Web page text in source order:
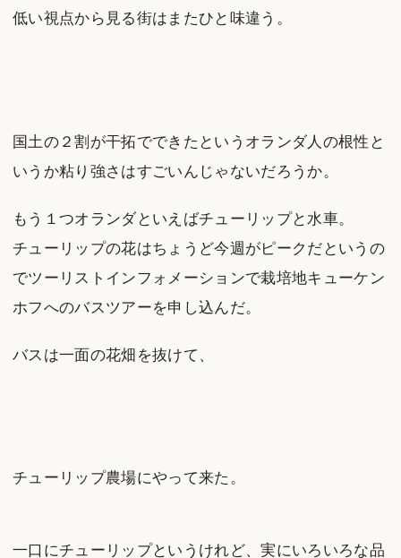
低い視点から見る街はまたひと味違う。
国土の２割が干拓でできたというオランダ人の根性と
いうか粘り強さはすごいんじゃないだろうか。
もう１つオランダといえばチューリップと水車。
チューリップの花はちょうど今週がピークだというの
でツーリストインフォメーションで栽培地キューケン
ホフへのバスツアーを申し込んだ。
バスは一面の花畑を抜けて、
チューリップ農場にやって来た。
一口にチューリップというけれど、実にいろいろな品